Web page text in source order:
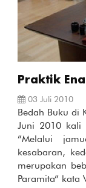
Praktik
03 Juli 2010
Bedah Buku di
Juni 2010 kali
”Melalui
kesabaran,
merupakan
Paramita” kata